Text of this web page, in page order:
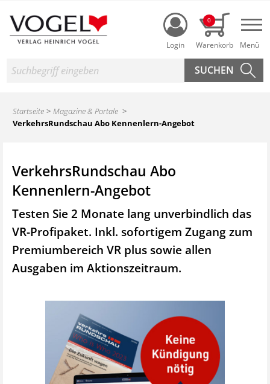
Login
0
Suche
Startseite
Magazine & Portale
VerkehrsRundschau Abo Kennenlern-Angebot
VerkehrsRundschau Abo
Kennenlern-Angebot
Testen Sie 2 Monate lang unverbindlich das
VR-Profipaket. Inkl. sofortigem Zugang zum
Premiumbereich VR plus sowie allen
Ausgaben im Aktionszeitraum.